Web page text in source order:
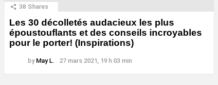
38 Shares
Les 30 décolletés audacieux les plus
époustouflants et des conseils incroyables
pour le porter! (Inspirations)
by May L. 27 mars 2021, 19 h 03 min